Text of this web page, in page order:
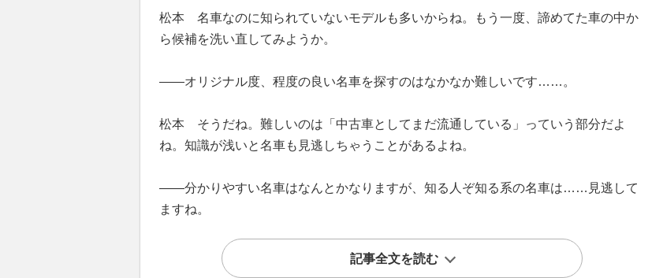
松本 名車なのに知られていないモデルも多いからね。もう一度、諦めてた車の中か
ら候補を洗い直してみようか。
——オリジナル度、程度の良い名車を探すのはなかなか難しいです……。
松本 そうだね。難しいのは「中古車としてまだ流通している」っていう部分だよ
ね。知識が浅いと名車も見逃しちゃうことがあるよね。
——分かりやすい名車はなんとかなりますが、知る人ぞ知る系の名車は……見逃して
ますね。
記事全文を読む